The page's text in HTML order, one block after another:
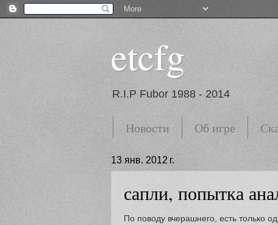
etcfg
R.I.P Fubor 1988 - 2014
Новости Об игре
13 янв. 2012 г.
сапли, попытка
По поводу вчерашнего, есть только